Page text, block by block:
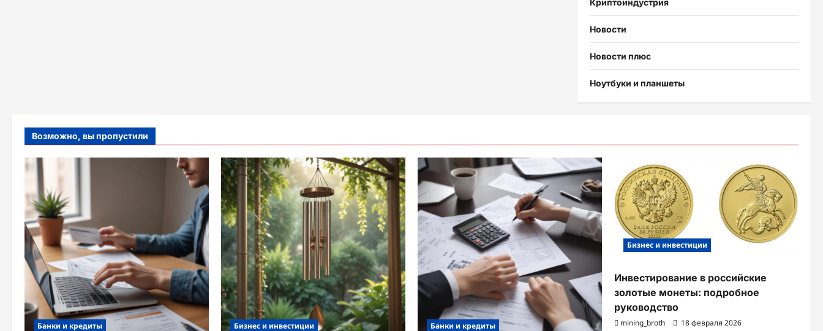
Новости
Новости плюс
Ноутбуки и планшеты
Возможно, вы пропустили
Банки и кредиты Бизнес и инвестиции Банки и кредиты
Бизнес и инвестиции
Инвестирование в российские
золотые монеты: подробное
руководство
mining_broth 18 февраля 2026